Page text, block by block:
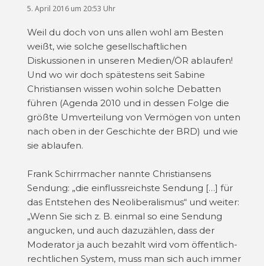
5. April 2016 um 20:53 Uhr
Weil du doch von uns allen wohl am Besten
weißt, wie solche gesellschaftlichen
Diskussionen in unseren Medien/ÖR ablaufen!
Und wo wir doch spätestens seit Sabine
Christiansen wissen wohin solche Debatten
führen (Agenda 2010 und in dessen Folge die
größte Umverteilung von Vermögen von unten
nach oben in der Geschichte der BRD) und wie
sie ablaufen.
Frank Schirrmacher nannte Christiansens
Sendung: „die einflussreichste Sendung […] für
das Entstehen des Neoliberalismus“ und weiter:
„Wenn Sie sich z. B. einmal so eine Sendung
angucken, und auch dazuzählen, dass der
Moderator ja auch bezahlt wird vom öffentlich-
rechtlichen System, muss man sich auch immer